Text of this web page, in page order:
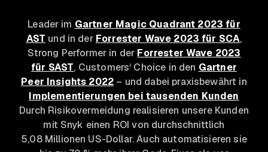
Leader im Gartner Magic Quadrant 2023 für
AST und in der Forrester Wave 2023 für SCA,
Strong Performer in der Forrester Wave 2023
für SAST, Customers‘ Choice in den Gartner
Peer Insights 2022 – und dabei praxisbewährt in
Implementierungen bei tausenden Kunden
Durch Risikovermeidung realisieren unsere Kunden
mit Snyk einen ROI von durchschnittlich
5,08 Millionen US-Dollar. Auch automatisieren sie